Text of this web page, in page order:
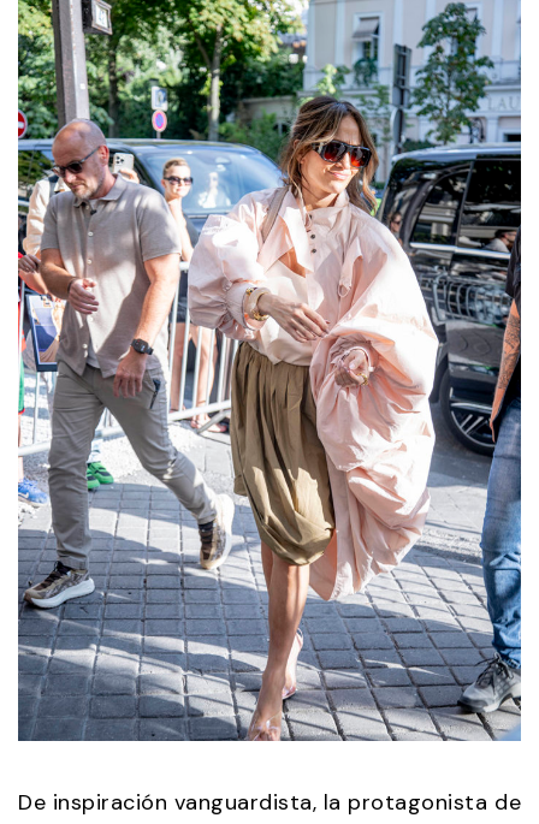
De inspiración vanguardista, la protagonista de